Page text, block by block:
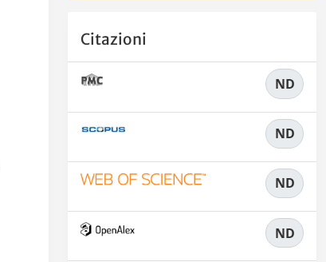
Citazioni
ND
ND
ND
ND